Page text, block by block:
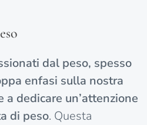
dal peso, spesso
enfasi sulla nostra
a dedicare un’attenzione
di peso. Questa